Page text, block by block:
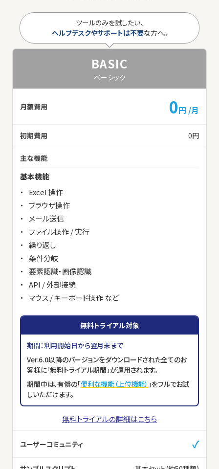
ツールのみを試したい、
ヘルプデスクやサポートは不要な方へ。
BASIC
ベーシック
月額費用 0円 /月
初期費用 0円
主な機能
基本機能
Excel 操作
ブラウザ操作
メール送信
ファイル操作 / 実行
繰り返し
条件分岐
要素認識・画像認識
API / 外部接続
マウス / キーボード操作 など
無料トライアル対象
期間：利用開始日から翌月末まで
Ver.6.0以降のバージョンをダウンロードされた全てのお
客様に「無料トライアル期間」が適用されます。
期間中は、有償の「便利な機能（上位機能） 」をフルでお試
しいただけます。
無料トライアルの詳細はこちら
ユーザーコミュニティ ✓